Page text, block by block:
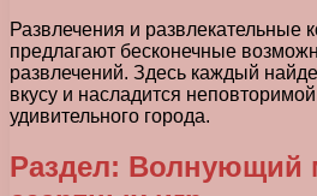
Развлечения и развлекательные
предлагают бесконечные
развлечений. Здесь каждый
вкусу и насладится
удивительного города.
Раздел: Волнующий